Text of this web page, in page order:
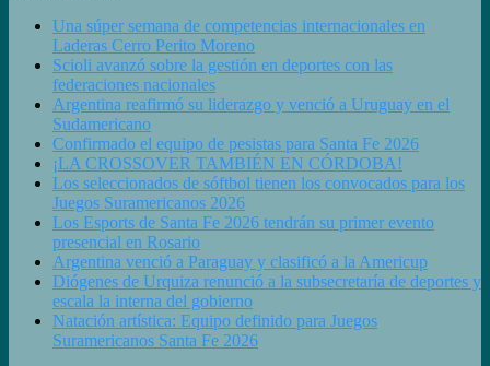
Una súper semana de competencias internacionales en
Laderas Cerro Perito Moreno
Scioli avanzó sobre la gestión en deportes con las
federaciones nacionales
Argentina reafirmó su liderazgo y venció a Uruguay en el
Sudamericano
Confirmado el equipo de pesistas para Santa Fe 2026
¡LA CROSSOVER TAMBIÉN EN CÓRDOBA!
Los seleccionados de sóftbol tienen los convocados para los
Juegos Suramericanos 2026
Los Esports de Santa Fe 2026 tendrán su primer evento
presencial en Rosario
Argentina venció a Paraguay y clasificó a la Americup
Diógenes de Urquiza renunció a la subsecretaría de deportes y
escala la interna del gobierno
Natación artística: Equipo definido para Juegos
Suramericanos Santa Fe 2026